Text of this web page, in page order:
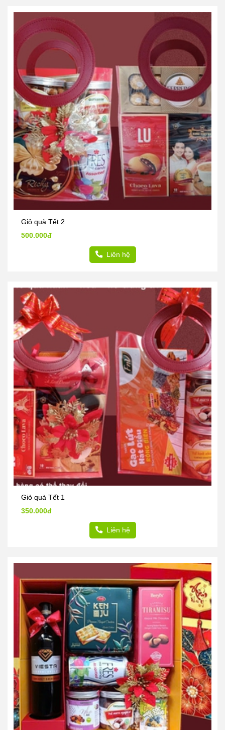
Giỏ quà Tết 2
500.000đ
Liên hệ
Giỏ quà Tết 1
350.000đ
Liên hệ